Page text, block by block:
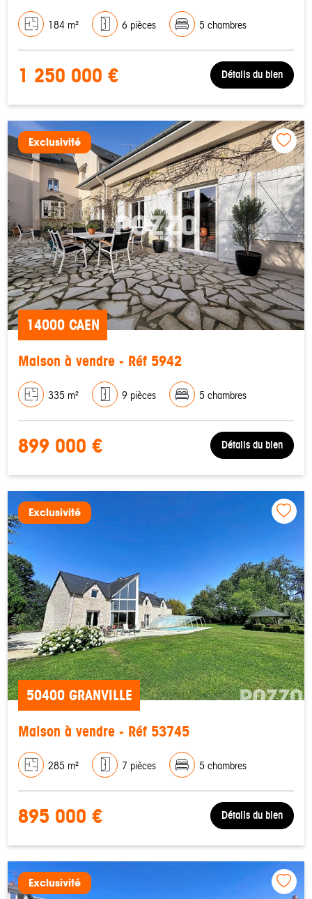
184 m² 6 pièces 5 chambres
1 250 000 € Détails du bien
Exclusivité
14000 CAEN
Maison à vendre - Réf 5942
335 m² 9 pièces 5 chambres
899 000 € Détails du bien
Exclusivité
50400 GRANVILLE
Maison à vendre - Réf 53745
285 m² 7 pièces 5 chambres
895 000 € Détails du bien
Exclusivité